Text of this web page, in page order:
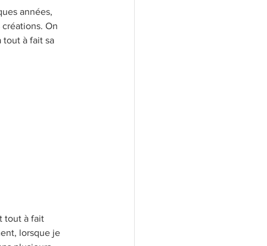
années,
On
tout à fait sa
tout à fait
lorsque je